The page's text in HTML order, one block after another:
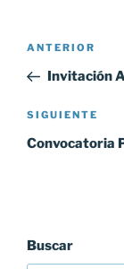
Navegación
entradas
Entrada
anterior:
ANTERIOR
Invitación
Siguiente
entrada
SIGUIENTE
Convocatoria
Buscar